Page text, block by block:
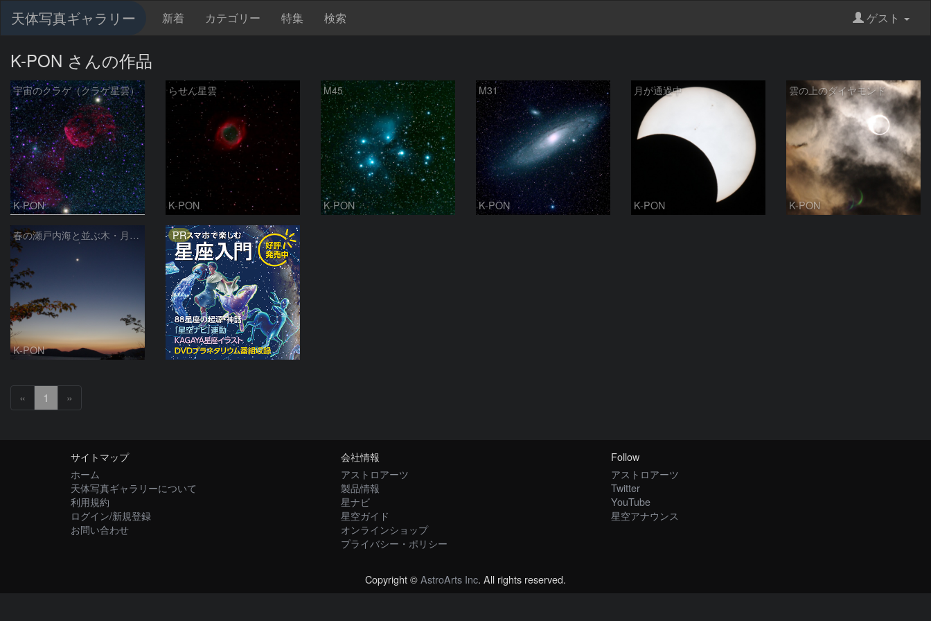
天体写真ギャラリー 新着 カテゴリー 特集 検索 ゲスト
K-PON さんの作品
宇宙のクラゲ（クラゲ星雲）
K-PON
らせん星雲
K-PON
M45
K-PON
M31
K-PON
月が通過中
K-PON
雲の上のダイヤモンド
K-PON
春の瀬戸内海と並ぶ木・月・金
K-PON
PR
« 1 »
サイトマップ
ホーム
天体写真ギャラリーについて
利用規約
ログイン/新規登録
お問い合わせ
会社情報
アストロアーツ
製品情報
星ナビ
星空ガイド
オンラインショップ
プライバシー・ポリシー
Follow
アストロアーツ
Twitter
YouTube
星空アナウンス
Copyright ©AstroArts Inc. All rights reserved.